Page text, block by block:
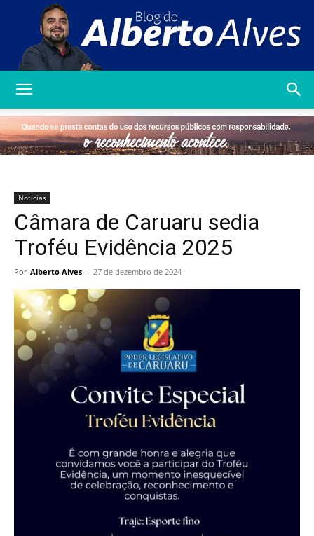
Alberto
Alves
Notícias
Câmara de Caruaru sedia
Troféu Evidência 2025
Por Alberto Alves - 27 de dezembro de 2024